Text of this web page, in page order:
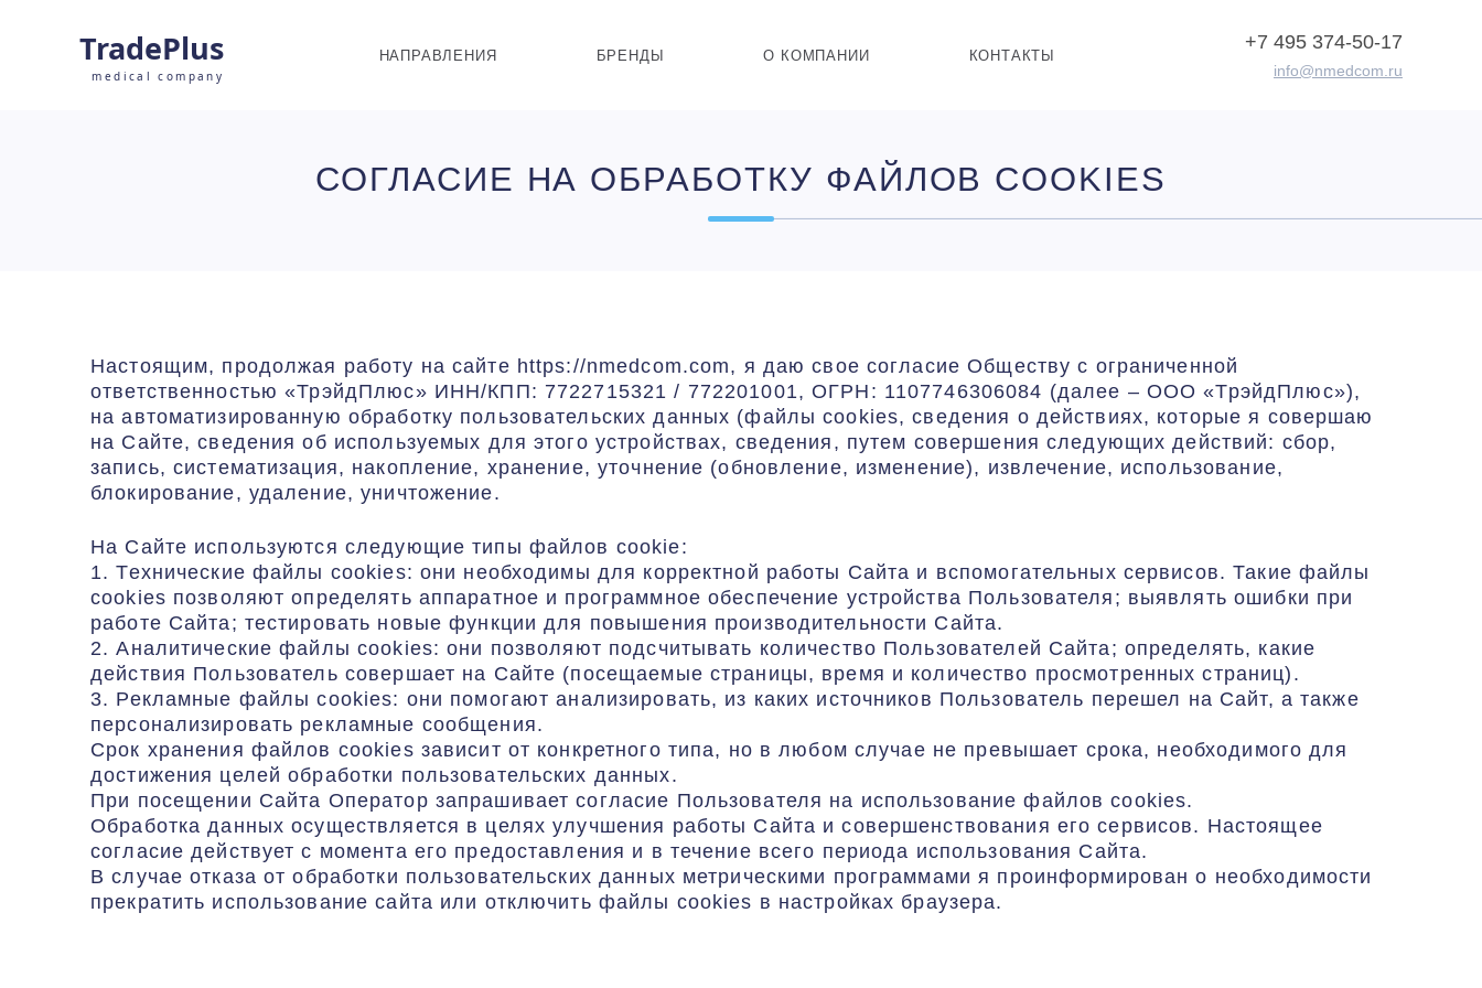
TradePlus
medical company
НАПРАВЛЕНИЯ БРЕНДЫ О КОМПАНИИ КОНТАКТЫ
+7 495 374-50-17
info@nmedcom.ru​
КОНТАКТЫ
СОГЛАСИЕ НА ОБРАБОТКУ ФАЙЛОВ COOKIES
Настоящим, продолжая работу на сайте https://nmedcom.com, я даю свое согласие Обществу с ограниченной
ответственностью «ТрэйдПлюс» ИНН/КПП: 7722715321 / 772201001, ОГРН: 1107746306084 (далее – ООО «ТрэйдПлюс»),
на автоматизированную обработку пользовательских данных (файлы cookies, сведения о действиях, которые я совершаю
на Сайте, сведения об используемых для этого устройствах, сведения, путем совершения следующих действий: сбор,
запись, систематизация, накопление, хранение, уточнение (обновление, изменение), извлечение, использование,
блокирование, удаление, уничтожение.
На Сайте используются следующие типы файлов cookie:
1. Технические файлы cookies: они необходимы для корректной работы Сайта и вспомогательных сервисов. Такие файлы
cookies позволяют определять аппаратное и программное обеспечение устройства Пользователя; выявлять ошибки при
работе Сайта; тестировать новые функции для повышения производительности Сайта.
2. Аналитические файлы cookies: они позволяют подсчитывать количество Пользователей Сайта; определять, какие
действия Пользователь совершает на Сайте (посещаемые страницы, время и количество просмотренных страниц).
3. Рекламные файлы cookies: они помогают анализировать, из каких источников Пользователь перешел на Сайт, а также
персонализировать рекламные сообщения.
Срок хранения файлов cookies зависит от конкретного типа, но в любом случае не превышает срока, необходимого для
достижения целей обработки пользовательских данных.
При посещении Сайта Оператор запрашивает согласие Пользователя на использование файлов cookies.
Обработка данных осуществляется в целях улучшения работы Сайта и совершенствования его сервисов. Настоящее
согласие действует с момента его предоставления и в течение всего периода использования Сайта.
В случае отказа от обработки пользовательских данных метрическими программами я проинформирован о необходимости
прекратить использование сайта или отключить файлы cookies в настройках браузера.